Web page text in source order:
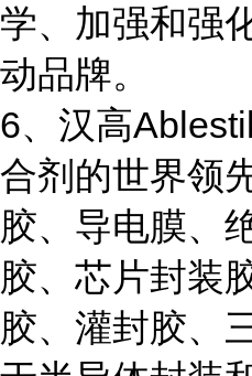
学、加强和强
动品牌。
6、汉高
合剂的世界领
胶、导电膜、
胶、芯片封装
胶、灌封胶、